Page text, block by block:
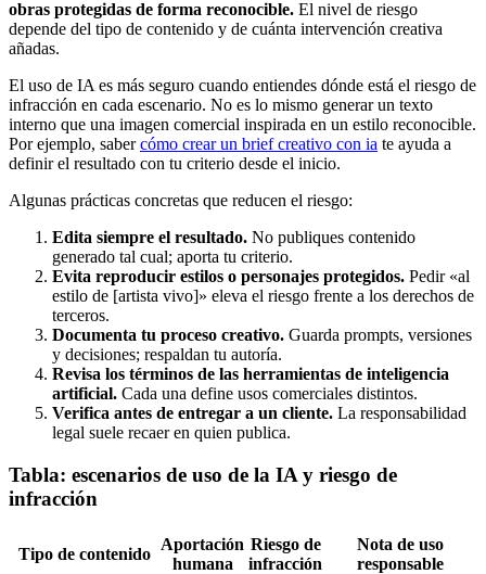
obras protegidas de forma reconocible. El nivel de riesgo
depende del tipo de contenido y de cuánta intervención creativa
añadas.
El uso de IA es más seguro cuando entiendes dónde está el riesgo de
infracción en cada escenario. No es lo mismo generar un texto
interno que una imagen comercial inspirada en un estilo reconocible.
Por ejemplo, sabercómo crear un brief creativo con ia te ayuda a
definir el resultado con tu criterio desde el inicio.
Algunas prácticas concretas que reducen el riesgo:
Edita siempre el resultado. No publiques contenido
generado tal cual; aporta tu criterio.
Evita reproducir estilos o personajes protegidos. Pedir «al
estilo de [artista vivo]» eleva el riesgo frente a los derechos de
terceros.
Documenta tu proceso creativo. Guarda prompts, versiones
y decisiones; respaldan tu autoría.
Revisa los términos de las herramientas de inteligencia
artificial. Cada una define usos comerciales distintos.
Verifica antes de entregar a un cliente. La responsabilidad
legal suele recaer en quien publica.
Tabla: escenarios de uso de la IA y riesgo de
infracción
Tipo de contenido
Aportación
humana
Riesgo de
infracción
Nota de uso
responsable